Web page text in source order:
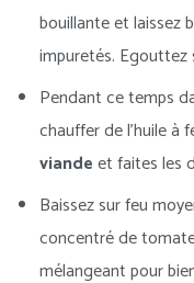
bouillante et laissez
impuretés. Egouttez
Pendant ce temps
chauffer de l’huile à
viandeet faites les
Baissez sur feu
concentré de
mélangeant pour